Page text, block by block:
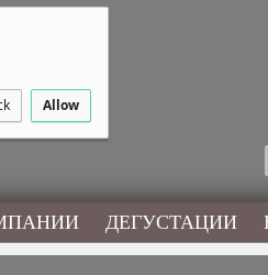
Allow
ДЕГУСТАЦИИ